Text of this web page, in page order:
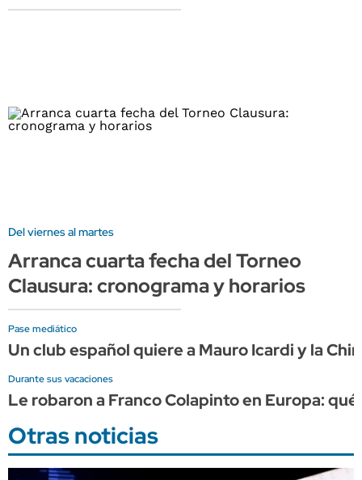
Del viernes al martes
Arranca cuarta fecha del Torneo
Clausura: cronograma y horarios
Pase mediático
Un club español quiere a Mauro Icardi y la
Durante sus vacaciones
Le robaron a Franco Colapinto en Europa:
Otras noticias